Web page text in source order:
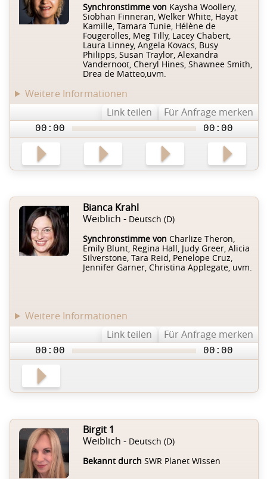
Synchronstimme von Kaysha Woollery,
Siobhan Finneran, Welker White, Hayat
Kamille, Tamara Tunie, Hélène de
Fougerolles, Meg Tilly, Lacey Chabert,
Laura Linney, Angela Kovacs, Busy
Philipps, Susan Traylor, Alexandra
Vandernoot, Cheryl Hines, Shawnee Smith,
Drea de Matteo,uvm.
Weitere Informationen
Link teilen
Für Anfrage merken
00:00 00:00
Bianca Krahl
Weiblich - Deutsch (D)
Synchronstimme von Charlize Theron,
Emily Blunt, Regina Hall, Judy Greer, Alicia
Silverstone, Tara Reid, Penelope Cruz,
Jennifer Garner, Christina Applegate, uvm.
Weitere Informationen
Link teilen
Für Anfrage merken
00:00 00:00
Birgit 1
Weiblich - Deutsch (D)
Bekannt durch SWR Planet Wissen